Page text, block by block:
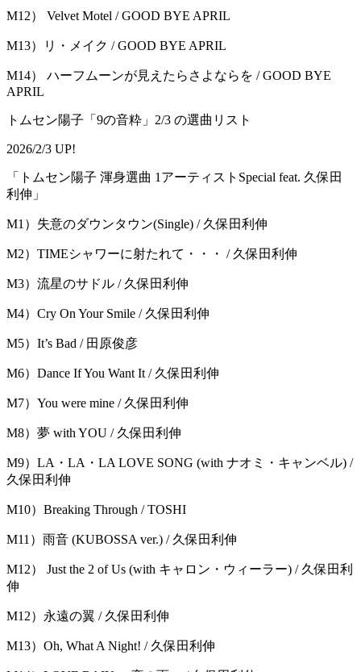
M12） Velvet Motel / GOOD BYE APRIL
M13）リ・メイク / GOOD BYE APRIL
M14） ハーフムーンが見えたらさよならを / GOOD BYE
APRIL
トムセン陽子「9の音粋」2/3 の選曲リスト
2026/2/3 UP!
「トムセン陽子 渾身選曲 1アーティストSpecial feat. 久保田
利伸」
M1）失意のダウンタウン(Single) / 久保田利伸
M2）TIMEシャワーに射たれて・・・ / 久保田利伸
M3）流星のサドル / 久保田利伸
M4）Cry On Your Smile / 久保田利伸
M5）It’s Bad / 田原俊彦
M6）Dance If You Want It / 久保田利伸
M7）You were mine / 久保田利伸
M8）夢 with YOU / 久保田利伸
M9）LA・LA・LA LOVE SONG (with ナオミ・キャンベル) /
久保田利伸
M10）Breaking Through / TOSHI
M11）雨音 (KUBOSSA ver.) / 久保田利伸
M12） Just the 2 of Us (with キャロン・ウィーラー) / 久保田利
伸
M12）永遠の翼 / 久保田利伸
M13）Oh, What A Night! / 久保田利伸